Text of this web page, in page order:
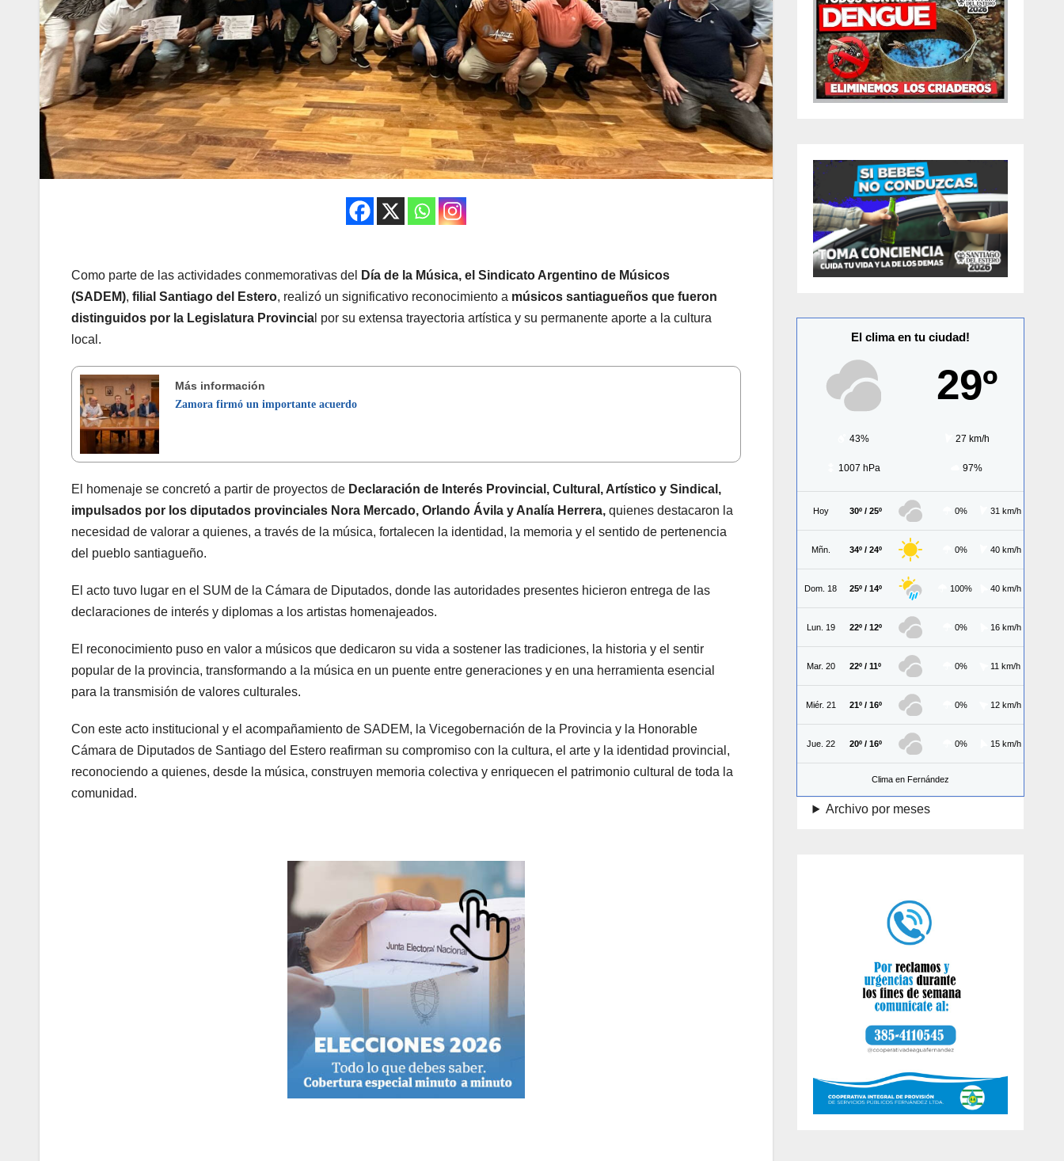
Como parte de las actividades conmemorativas del
Día de la Música, el Sindicato Argentino de Músicos
(SADEM), filial Santiago del Estero, realizó un significativo reconocimiento a músicos santiagueños que fueron
distinguidos por la Legislatura Provincia l por su extensa trayectoria artística y su permanente aporte a la cultura
local.
Más información
Zamora firmó un importante acuerdo
El homenaje se concretó a partir de proyectos de Declaración de Interés Provincial, Cultural, Artístico y Sindical,
impulsados por los diputados provinciales Nora Mercado, Orlando Ávila y Analía Herrera, quienes destacaron la
necesidad de valorar a quienes, a través de la música, fortalecen la identidad, la memoria y el sentido de pertenencia
del pueblo santiagueño.
El acto tuvo lugar en el SUM de la Cámara de Diputados, donde las autoridades presentes hicieron entrega de las
declaraciones de interés y diplomas a los artistas homenajeados.
El reconocimiento puso en valor a músicos que dedicaron su vida a sostener las tradiciones, la historia y el sentir
popular de la provincia, transformando a la música en un puente entre generaciones y en una herramienta esencial
para la transmisión de valores culturales.
Con este acto institucional y el acompañamiento de SADEM, la Vicegobernación de la Provincia y la Honorable
Cámara de Diputados de Santiago del Estero reafirman su compromiso con la cultura, el arte y la identidad provincial,
reconociendo a quienes, desde la música, construyen memoria colectiva y enriquecen el patrimonio cultural de toda la
comunidad.
El clima en tu ciudad!
29º
43% 27 km/h
1007 hPa 97%
Hoy 30º / 25º 0% 31 km/h
Mñn. 34º / 24º 0% 40 km/h
Dom. 18 25º / 14º 100% 40 km/h
Lun. 19 22º / 12º 0% 16 km/h
Mar. 20 22º / 11º 0% 11 km/h
Miér. 21 21º / 16º 0% 12 km/h
Jue. 22 20º / 16º 0% 15 km/h
Clima en Fernández
Archivo por meses